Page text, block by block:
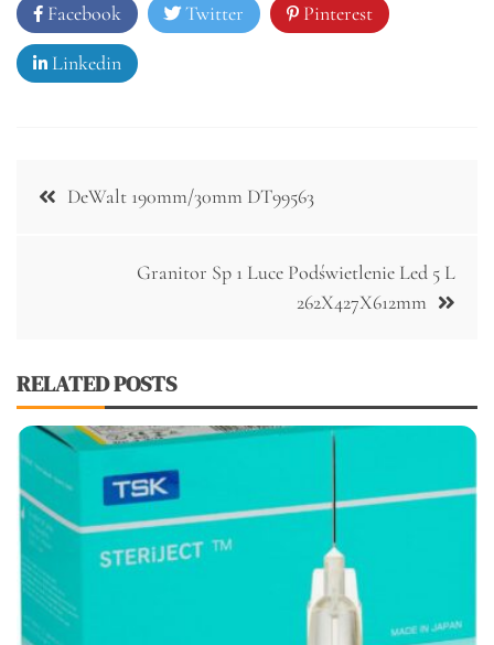
Facebook Twitter Pinterest
Linkedin
Nawigacja
DeWalt 190mm/30mm DT99563
Granitor Sp 1 Luce Podświetlenie Led 5 L
262X427X612mm
RELATED POSTS